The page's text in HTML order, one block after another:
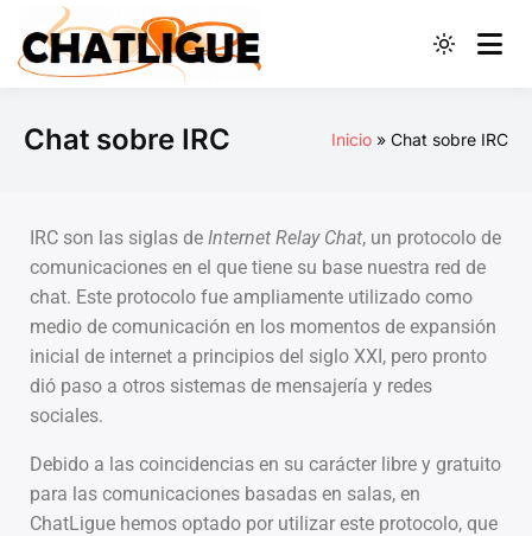
ChatLigue –
haz amigos
Chat sobre IRC Inicio Chat sobre IRC
IRC son las siglas de Internet Relay Chat, un protocolo de
comunicaciones en el que tiene su base nuestra red de
chat. Este protocolo fue ampliamente utilizado como
medio de comunicación en los momentos de expansión
inicial de internet a principios del siglo XXI, pero pronto
dió paso a otros sistemas de mensajería y redes
sociales.
Debido a las coincidencias en su carácter libre y gratuito
para las comunicaciones basadas en salas, en
ChatLigue hemos optado por utilizar este protocolo, que